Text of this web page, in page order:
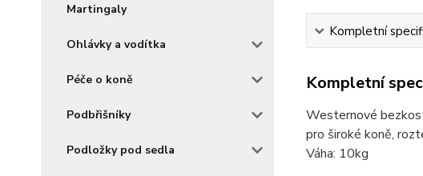
Martingaly
Ohlávky a vodítka
Péče o koně
Podbřišníky
Podložky pod sedla
Kompletní
Kompletní
Westernové
pro široké koně,
Váha: 10kg